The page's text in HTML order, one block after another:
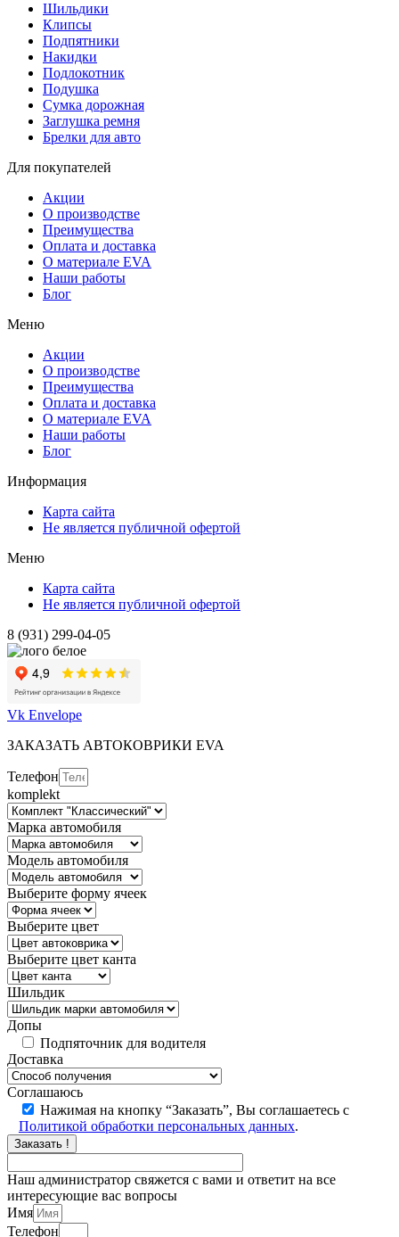
Шильдики
Клипсы
Подпятники
Накидки
Подлокотник
Подушка
Сумка дорожная
Заглушка ремня
Брелки для авто
Для покупателей
Акции
О производстве
Преимущества
Оплата и доставка
О материале EVA
Наши работы
Блог
Меню
Акции
О производстве
Преимущества
Оплата и доставка
О материале EVA
Наши работы
Блог
Информация
Карта сайта
Не является публичной офертой
Меню
Карта сайта
Не является публичной офертой
8 (931) 299-04-05
Vk Envelope
ЗАКАЗАТЬ АВТОКОВРИКИ EVA
Телефон
komplekt
Марка автомобиля
Модель автомобиля
Выберите форму ячеек
Выберите цвет
Выберите цвет канта
Шильдик
Допы
Подпяточник для водителя
Доставка
Соглашаюсь
Нажимая на кнопку “Заказать”, Вы соглашаетесь с
Политикой обработки персональных данных.
Заказать !
Наш администратор свяжется с вами и ответит на все
интересующие вас вопросы
Имя
Телефон